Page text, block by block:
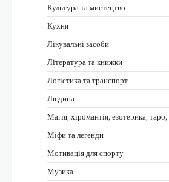
Культура та мистецтво
Кухня
Лікувальні засоби
Література та книжки
Логістика та транспорт
Людина
Магія, хіромантія, езотерика,
Міфи та легенди
Мотивація для спорту
Музика